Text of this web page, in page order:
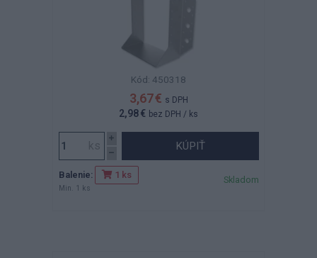
Kód: 450318
3,67 € s DPH
2,98 € bez DPH / ks
KÚPIŤ
Balenie: 1 ks
Min. 1 ks
Skladom